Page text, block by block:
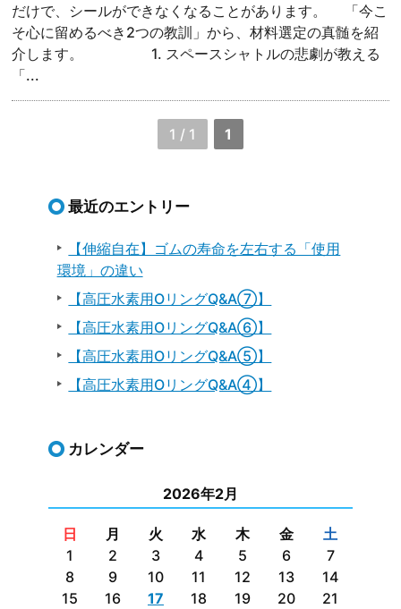
だけで、シールができなくなることがあります。 「今こ
そ心に留めるべき2つの教訓」から、材料選定の真髄を紹
介します。 1. スペースシャトルの悲劇が教える
「...
1 / 1 1
最近のエントリー
【伸縮自在】ゴムの寿命を左右する「使用
環境」の違い
【高圧水素用OリングQ&A⑦】
【高圧水素用OリングQ&A⑥】
【高圧水素用OリングQ&A⑤】
【高圧水素用OリングQ&A④】
カレンダー
2026年2月
日 月 火 水 木 金
土
1
2 3 4 5 6
7
8
9 10 11 12 13
14
15
16 17 18 19 20
21